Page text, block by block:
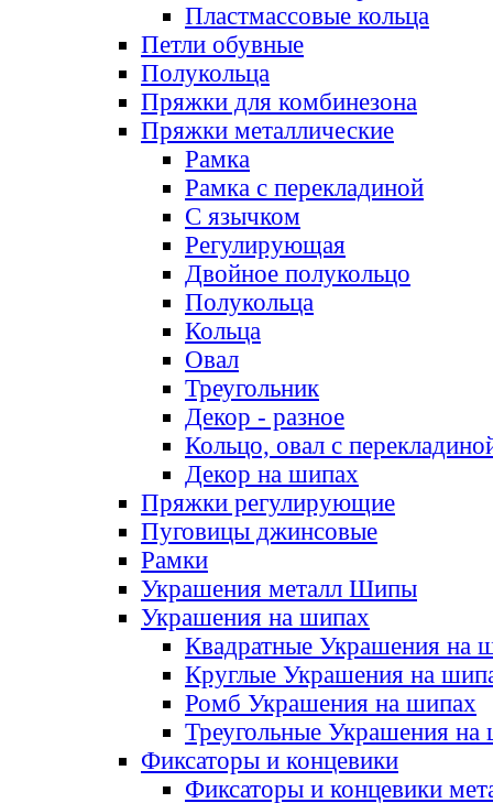
Пластмассовые кольца
Петли обувные
Полукольца
Пряжки для комбинезона
Пряжки металлические
Рамка
Рамка с перекладиной
С язычком
Регулирующая
Двойное полукольцо
Полукольца
Кольца
Овал
Треугольник
Декор - разное
Кольцо, овал с
Декор на шипах
Пряжки регулирующие
Пуговицы джинсовые
Рамки
Украшения металл Шипы
Украшения на шипах
Квадратные Украшения на
Круглые Украшения на
Ромб Украшения на шипах
Треугольные Украшения на
Фиксаторы и концевики
Фиксаторы и концевики